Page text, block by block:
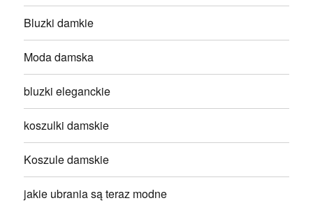
Bluzki damkie
Moda damska
bluzki eleganckie
koszulki damskie
Koszule damskie
jakie ubrania są teraz modne